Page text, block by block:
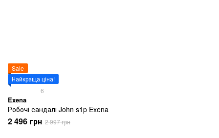
Sale
Найкраща ціна!
6
Exena
Робочі сандалі John s1p Exena
2 496 грн 2 997 грн